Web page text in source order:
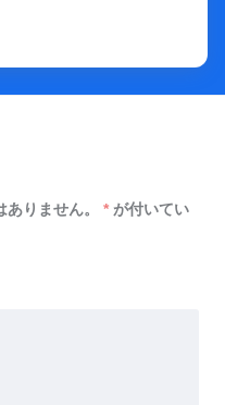
りません。 * が付いてい